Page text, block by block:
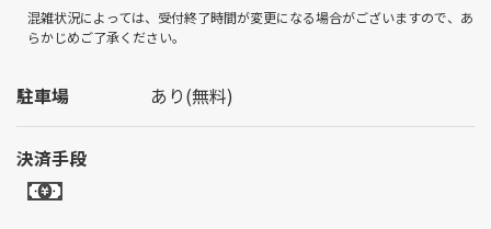
混雑状況によっては、受付終了時間が変更になる場合がございますので、あ
らかじめご了承ください。
駐車場 あり(無料)
決済手段